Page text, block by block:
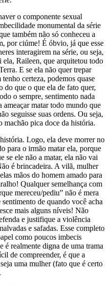
o componente sexual
monumental da série
também não só conheceu a
por ciúme! É óbvio, já que esse
interagirem na série, ou seja,
Raileen, que arquitetou todo
E se ela não quer trepar
certeza, podemos quase
do que o que ela de fato quer,
o sempre, sentimento nada
matar todo mundo que
seguisse suas ordens. Ou seja,
machão pica doce da história.
Logo, ela deve morrer no
para o irmão matar ela, porque
se ele não a matar, ela não vai
é brincadeira. A vilã, mulher
mãos do homem amado para
Qualquer semelhança com
mereceu/pediu” não é mera
de quando você acha
mais alguns níveis! Não
e justifique a violência
e safadas. Esse completo
como poucos imbecis
é realmente digna de uma trama
de compreender, é que a
uma mulher (fato que é certo